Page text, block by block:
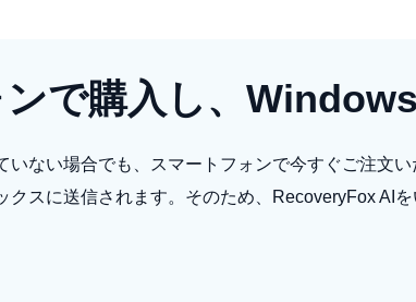
で購入し、
いない場合でも、スマートフォンで今すぐご注文
クスに送信されます。そのため、RecoveryFox AI